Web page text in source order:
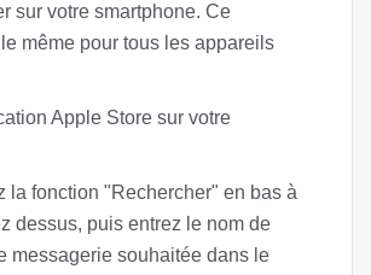
sur votre smartphone. Ce
même pour tous les appareils
Apple Store sur votre
la fonction "Rechercher" en bas à
dessus, puis entrez le nom de
messagerie souhaitée dans le